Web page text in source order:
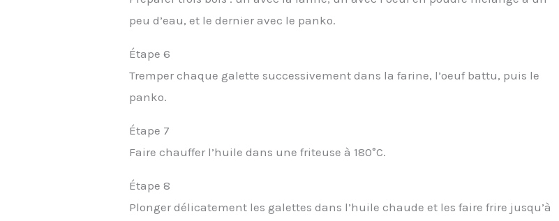
peu d’eau, et le dernier avec le panko.
Étape 6
Tremper chaque galette successivement dans la farine, l’oeuf battu, puis le
panko.
Étape 7
Faire chauffer l’huile dans une friteuse à 180°C.
Étape 8
Plonger délicatement les galettes dans l’huile chaude et les faire frire jusqu’à